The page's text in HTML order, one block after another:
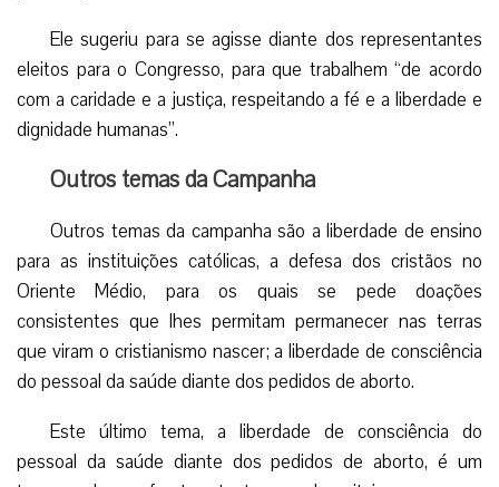
Ele sugeriu para se agisse diante dos representantes
eleitos para o Congresso, para que trabalhem “de acordo
com a caridade e a justiça, respeitando a fé e a liberdade e
dignidade humanas”.
Outros temas da Campanha
Outros temas da campanha são a liberdade de ensino
para as instituições católicas, a defesa dos cristãos no
Oriente Médio, para os quais se pede doações
consistentes que lhes permitam permanecer nas terras
que viram o cristianismo nascer; a liberdade de consciência
do pessoal da saúde diante dos pedidos de aborto.
Este último tema, a liberdade de consciência do
pessoal da saúde diante dos pedidos de aborto, é um